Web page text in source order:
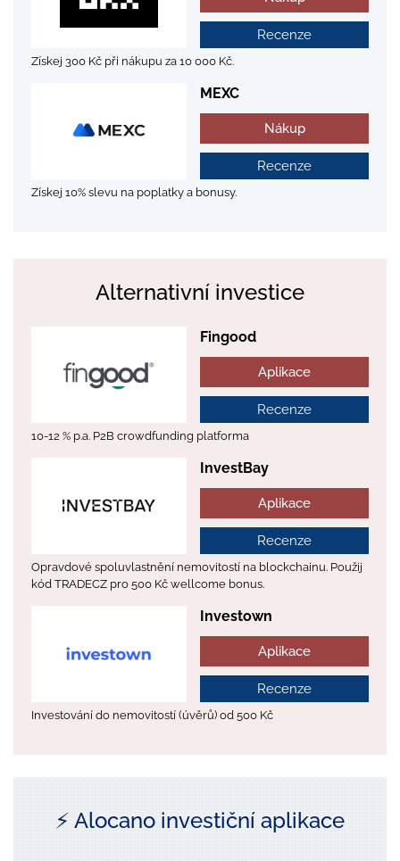
Recenze
Získej 300 Kč při nákupu za 10 000 Kč.
MEXC
Nákup
Recenze
Získej 10% slevu na poplatky a bonusy.
Alternativní investice
Fingood
Aplikace
Recenze
10-12 % p.a. P2B crowdfunding platforma
InvestBay
Aplikace
Recenze
Opravdové spoluvlastnění nemovitostí na blockchainu. Použij
kód TRADECZ pro 500 Kč wellcome bonus.
Investown
Aplikace
Recenze
Investování do nemovitostí (úvěrů) od 500 Kč
⚡️ Alocano investiční aplikace